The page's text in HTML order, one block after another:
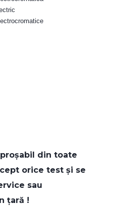
din toate
orice test și se
sau
țară !